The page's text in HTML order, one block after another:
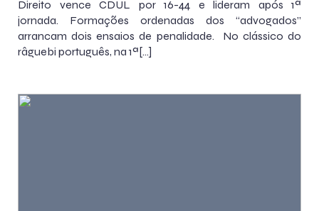
Direito vence CDUL por 16-44 e lideram após 1ª
jornada. Formações ordenadas dos “advogados”
arrancam dois ensaios de penalidade. No clássico do
râguebi português, na 1ª[…]